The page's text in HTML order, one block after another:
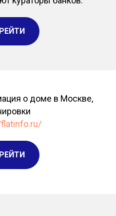
о доме в Москве,